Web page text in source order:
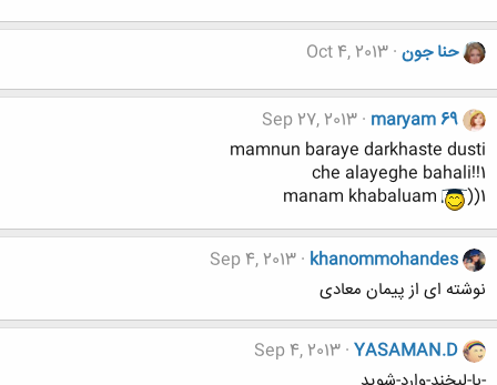
حنا جون Oct 4, 2013
maryam 69
Sep 27, 2013
mamnun baraye darkhaste dusti
che alayeghe bahali!!1
manam khabaluam
))1
khanommohandes
Sep 4, 2013
نوشته ای از پیمان معادی
YASAMAN.D
Sep 4, 2013